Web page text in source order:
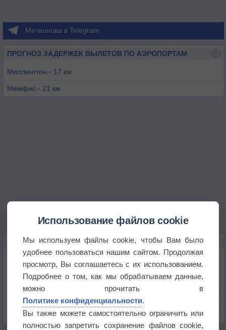
Метеонова в Telegram
ПРОГНОЗ ЗАДЕРЖЕК ВЫЛЕТОВ ПО АЭРОПОРТАМ
Миллингтон - 17 км
Мемфис - 21 км
КАРТЫ ПОГОДЫ В БАРТЛЕТТЕ
Температура
Давление
Осадки
Облачность
Список всех карт
Использование файлов cookie
Мы используем файлы cookie, чтобы Вам было
удобнее пользоваться нашим сайтом. Продолжая
просмотр, Вы соглашаетесь с их использованием.
Подробнее о том, как мы обрабатываем данные,
можно прочитать в
Политике конфиденциальности.
Вы также можете самостоятельно ограничить или
полностью запретить сохранение файлов cookie,